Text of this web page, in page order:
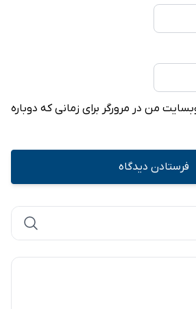
من در مرورگر برای زمانی که دوباره